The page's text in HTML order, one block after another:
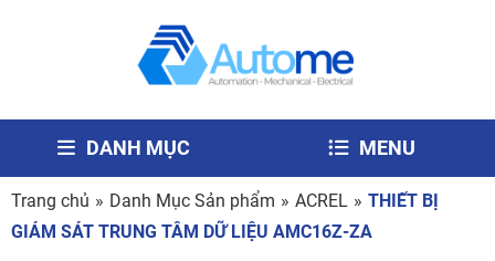
DANH MỤC MENU
Trang chủ » Danh Mục Sản phẩm » ACREL » THIẾT BỊ
GIÁM SÁT TRUNG TÂM DỮ LIỆU AMC16Z-ZA